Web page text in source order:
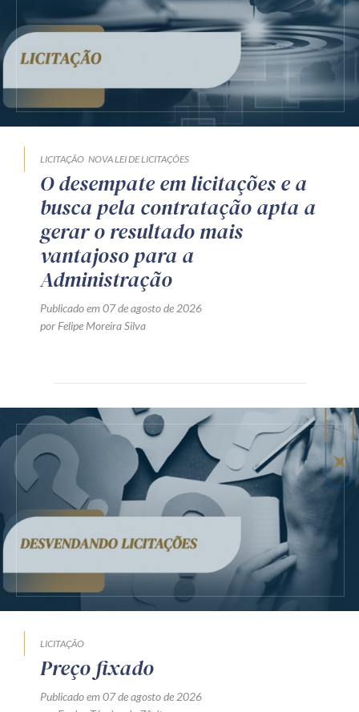
LICITAÇÃO NOVA LEI DE LICITAÇÕES
O desempate em licitações e a
busca pela contratação apta a
gerar o resultado mais
vantajoso para a
Administração
Publicado em 07 de agosto de 2026
por Felipe Moreira Silva
LICITAÇÃO
Preço fixado
Publicado em 07 de agosto de 2026